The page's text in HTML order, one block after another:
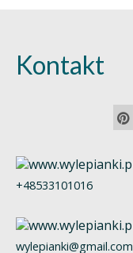
Kontakt
+48533101016
wylepianki@gmail.com